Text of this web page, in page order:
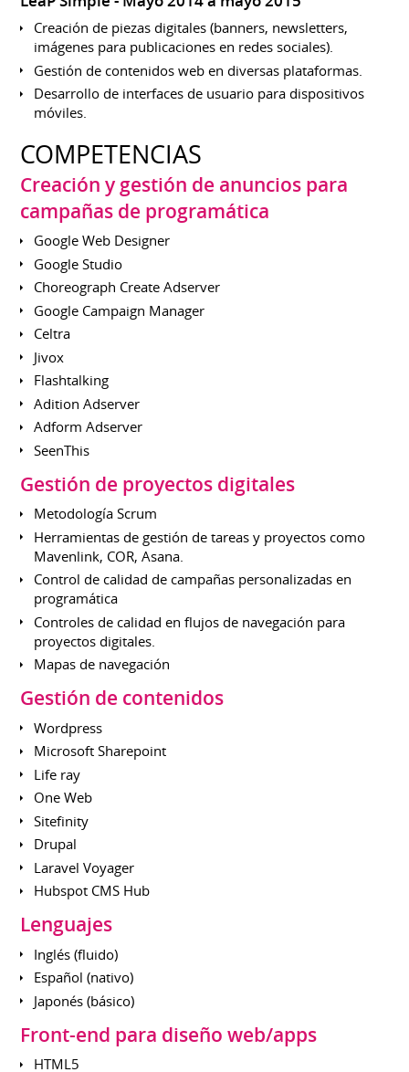
Creación de piezas digitales (banners, newsletters,
imágenes para publicaciones en redes sociales).
Gestión de contenidos web en diversas plataformas.
Desarrollo de interfaces de usuario para dispositivos
móviles.
COMPETENCIAS
Creación y gestión de anuncios para
campañas de programática
Google Web Designer
Google Studio
Choreograph Create Adserver
Google Campaign Manager
Celtra
Jivox
Flashtalking
Adition Adserver
Adform Adserver
SeenThis
Gestión de proyectos digitales
Metodología Scrum
Herramientas de gestión de tareas y proyectos como
Mavenlink, COR, Asana.
Control de calidad de campañas personalizadas en
programática
Controles de calidad en flujos de navegación para
proyectos digitales.
Mapas de navegación
Gestión de contenidos
Wordpress
Microsoft Sharepoint
Life ray
One Web
Sitefinity
Drupal
Laravel Voyager
Hubspot CMS Hub
Lenguajes
Inglés (fluido)
Español (nativo)
Japonés (básico)
Front-end para diseño web/apps
HTML5